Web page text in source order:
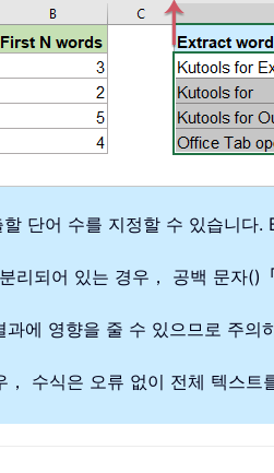
단어 수를 지정할 수 있습니다.
리되어 있는 경우， 공백 문자()
에 영향을 줄 수 있으므로 주의하
수식은 오류 없이 전체 텍스트